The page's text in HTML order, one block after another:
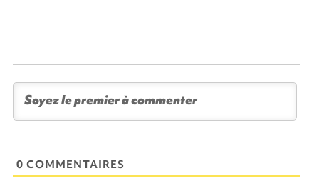
0 COMMENTAIRES